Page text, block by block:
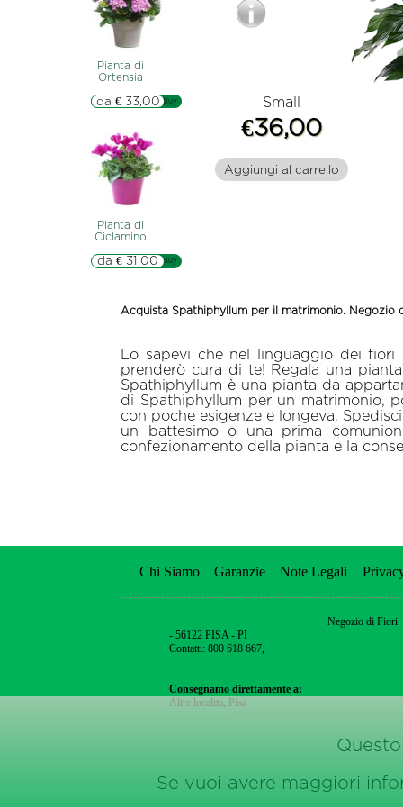
Pianta di
Ortensia
▷▷ Buy
da € 33,00
Pianta di
Ciclamino
▷▷ Buy
da € 31,00
Small
€36,00
Aggiungi al carrello
Acquista Spathiphyllum per il matrimonio. Negozio
Lo sapevi che nel linguaggio dei
prenderò cura di te! Regala una
Spathiphyllum è una pianta da
di Spathiphyllum per un matrimonio,
con poche esigenze e longeva.
un battesimo o una prima
confezionamento della pianta e la
Chi Siamo Garanzie Note Legali
Negozio di Fiori
- 56122 PISA - PI
Contatti: 800 618 667,
Consegnamo direttamente a:
Altre localita, Pisa
Se vuoi avere maggiori